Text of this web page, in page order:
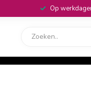
Op